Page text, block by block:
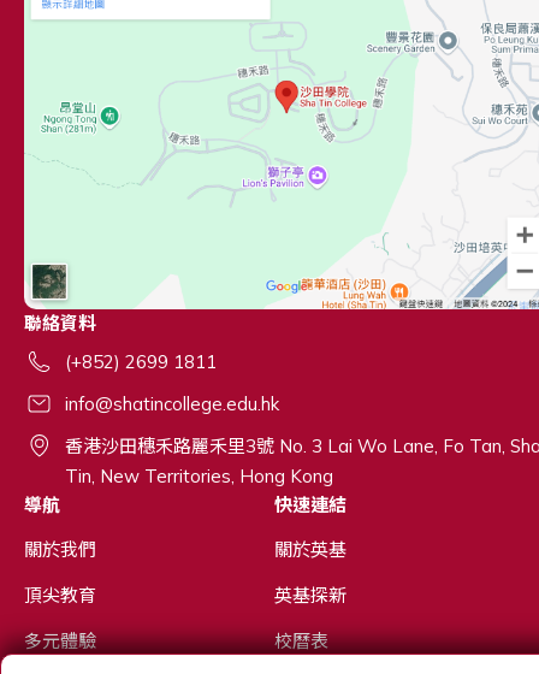
聯絡資料
(+852) 2699 1811
info@shatincollege.edu.hk
香港沙田穗禾路麗禾里3號 No. 3 Lai Wo Lane, Fo Tan,
Tin, New Territories, Hong Kong
導航
關於我們
頂尖教育
多元體驗
快速連結
關於英基
英基探新
校曆表